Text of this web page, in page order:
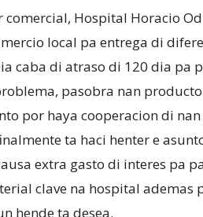
Hospital Horacio
local pa entrega di
caba di atraso di 120 dia pa
pasobra nan
por haya cooperacion di
ta haci henter e
extra gasto di interes pa
clave na hospital ademas
hende ta desea.